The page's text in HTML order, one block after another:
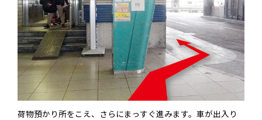
荷物預かり所をこえ、さらにまっすぐ進みます。車が出入り